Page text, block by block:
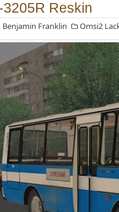
Reskin
Benjamin Franklin Omsi2